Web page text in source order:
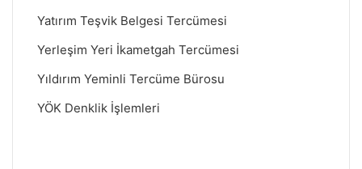
Yatırım Teşvik Belgesi Tercümesi
Yerleşim Yeri İkametgah Tercümesi
Yıldırım Yeminli Tercüme Bürosu
YÖK Denklik İşlemleri